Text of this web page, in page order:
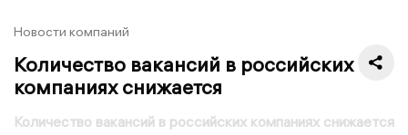
Новости компаний
Количество вакансий в российских
компаниях снижается
Количество вакансий в российских компаниях снижается